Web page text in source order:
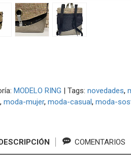
MODELO RING | Tags: novedades
moda-mujer moda-casual moda-
COMENTARIOS